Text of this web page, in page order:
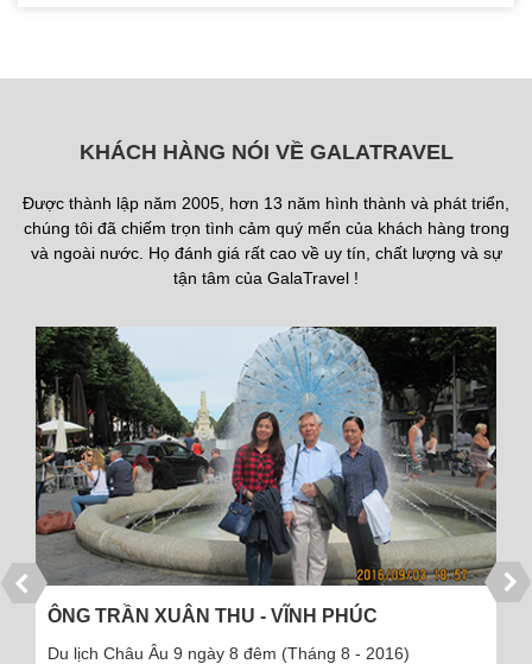
KHÁCH HÀNG NÓI VỀ GALATRAVEL
Được thành lập năm 2005, hơn 13 năm hình thành và phát triển,
chúng tôi đã chiếm trọn tình cảm quý mến của khách hàng trong
và ngoài nước. Họ đánh giá rất cao về uy tín, chất lượng và sự
tận tâm của GalaTravel !
CÔNG TY CỔ PHẦN DƯỢC PHẨM THÁI MINH
Du lịch đảo Cô Tô 3 ngày 2 đêm - 110 khách (Tháng